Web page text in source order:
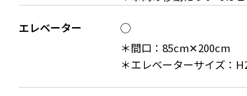
エレベーター
◯
＊間口：85cm✕200cm
＊エレベーターサイズ：